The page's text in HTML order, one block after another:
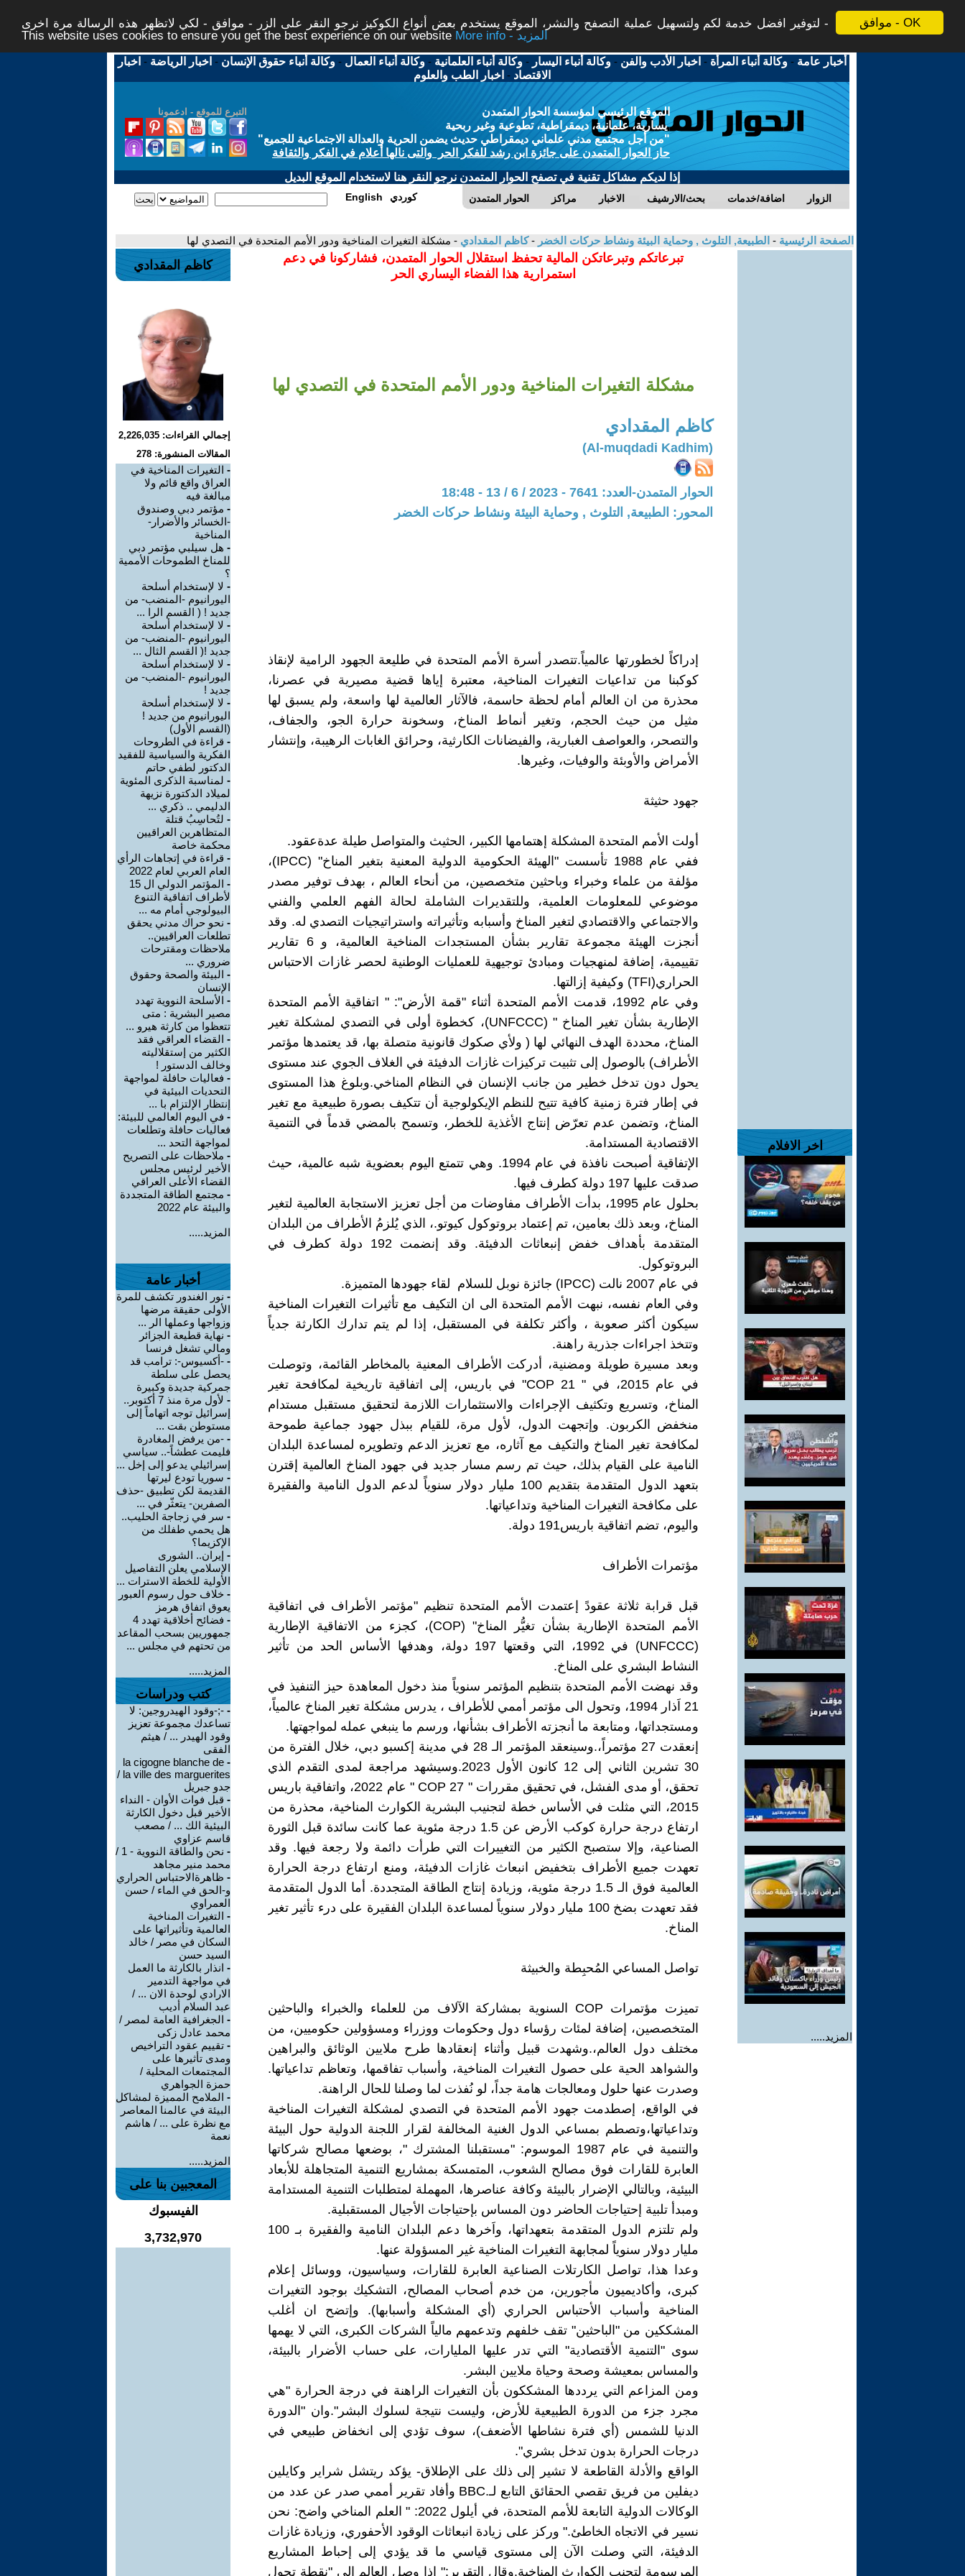
موافق - OK
لتوفير افضل خدمة لكم ولتسهيل عملية التصفح والنشر، الموقع يستخدم بعض أنواع الكوكيز نرجو النقر على الزر - موافق - لكي لاتظهر هذه الرسالة مرة اخرى -
This website uses cookies to ensure you get the best experience on our website
More info - المزيد
أخبار عامة -وكالة أنباء المرأة - اخبار الأدب والفن -وكالة أنباء اليسار -وكالة أنباء العلمانية -وكالة أنباء العمال -وكالة أنباء حقوق الإنسان - اخبار الرياضة - اخبار
الاقتصاد - اخبار الطب والعلوم
التبرع للموقع - ادعمونا
الموقع الرئيسي لمؤسسة الحوار المتمدن
يسارية، علمانية، ديمقراطية، تطوعية وغير ربحية
"من أجل مجتمع مدني علماني ديمقراطي حديث يضمن الحرية والعدالة الاجتماعية للجميع"
حاز الحوار المتمدن على جائزة ابن رشد للفكر الحر والتى نالها أعلام في الفكر والثقافة
إذا لديكم مشاكل تقنية في تصفح الحوار المتمدن نرجو النقر هنا لاستخدام الموقع البديل
الحوار المتمدن مراكز الاخبار بحث/الارشيف اضافة/خدمات الزوار English كوردي
الصفحة الرئيسية - الطبيعة, التلوث , وحماية البيئة ونشاط حركات الخضر -كاظم المقدادي - مشكلة التغيرات المناخية ودور الأمم المتحدة في التصدي لها
اخر الافلام
المزيد.....
تبرعاتكم وتبرعاتكن المالية تحفظ استقلال الحوار المتمدن، فشاركونا في دعم
استمرارية هذا الفضاء اليساري الحر
مشكلة التغيرات المناخية ودور الأمم المتحدة في التصدي لها
كاظم المقدادي
(Al-muqdadi Kadhim)
الحوار المتمدن-العدد: 7641 - 2023 / 6 / 13 - 18:48
المحور: الطبيعة, التلوث , وحماية البيئة ونشاط حركات الخضر
إدراكاً لخطورتها عالمياً.تتصدر أسرة الأمم المتحدة في طليعة الجهود الرامية لإنقاذ
كوكبنا من تداعيات التغيرات المناخية، معتبرة إياها قضية مصيرية في عصرنا،
محذرة من ان العالم أمام لحظة حاسمة، فالآثار العالمية لها واسعة، ولم يسبق لها
مثيل من حيث الحجم، وتغير أنماط المناخ، وسخونة حرارة الجو، والجفاف،
والتصحر، والعواصف الغبارية، والفيضانات الكارثية، وحرائق الغابات الرهيبة، وإنتشار
الأمراض والأوبئة والوفيات، وغيرها.
جهود حثيثة
أولت الأمم المتحدة المشكلة إهتمامها الكبير، الحثيث والمتواصل طيلة عدةعقود.
ففي عام 1988 تأسست "الهيئة الحكومية الدولية المعنية بتغير المناخ" (IPCC)‏،
مؤلفة من علماء وخبراء وباحثين متخصصين، من أنحاء العالم ، بهدف توفير مصدر
موضوعي للمعلومات العلمية، وللتقديرات الشاملة لحالة الفهم العلمي والفني
والاجتماعي والاقتصادي لتغير المناخ وأسبابه وتأثيراته واستراتيجيات التصدي له. وقد
أنجزت الهيئة مجموعة تقارير بشأن المستجدات المناخية العالمية، و 6 تقارير
تقييمية، إضافة لمنهجيات ومبادئ توجيهية للعمليات الوطنية لحصر غازات الاحتباس
الحراري(TFI) وكيفية إزالتها.
وفي عام 1992، قدمت الأمم المتحدة أثناء "قمة الأرض": " اتفاقية الأمم المتحدة
الإطارية بشأن تغير المناخ " (UNFCCC)، كخطوة أولى في التصدي لمشكلة تغير
المناخ، محددة الهدف النهائي لها ( ولأي صكوك قانونية متصلة بها، قد يعتمدها مؤتمر
الأطراف) بالوصول إلى تثبيت تركيزات غازات الدفيئة في الغلاف الجوي عند مستوى
يحول دون تدخل خطير من جانب الإنسان في النظام المناخي.وبلوغ هذا المستوى
في إطار فترة زمنية كافية تتيح للنظم الإيكولوجية أن تتكيف بصورة طبيعية مع تغير
المناخ، وتضمن عدم تعرّض إنتاج الأغذية للخطر، وتسمح بالمضي قدماً في التنمية
الاقتصادية المستدامة.
الإتفاقية أصبحت نافذة في عام 1994. وهي تتمتع اليوم بعضوية شبه عالمية، حيث
صدقت عليها 197 دولة كطرف فيها.
بحلول عام 1995، بدأت الأطراف مفاوضات من أجل تعزيز الاستجابة العالمية لتغير
المناخ، وبعد ذلك بعامين، تم إعتماد بروتوكول كيوتو.، الذي يُلزمُ الأطراف من البلدان
المتقدمة بأهداف خفض إنبعاثات الدفيئة. وقد إنضمت 192 دولة كطرف في
البروتوكول.
في عام 2007 نالت (IPCC) جائزة نوبل للسلام ‏ لقاء جهودها المتميزة.
وفي العام نفسه، نبهت الأمم المتحدة الى ان التكيف مع تأثيرات التغيرات المناخية
سيكون أكثر صعوبة ، وأكثر تكلفة في المستقبل، إذا لم يتم تدارك الكارثة جدياً
وتتخذ اجراءات جذرية راهنة.
وبعد مسيرة طويلة ومضنية، أدركت الأطراف المعنية بالمخاطر القائمة، وتوصلت
في عام 2015، في " COP 21" في باريس، إلى اتفاقية تاريخية لمكافحة تغير
المناخ، وتسريع وتكثيف الإجراءات والاستثمارات اللازمة لتحقيق مستقبل مستدام
منخفض الكربون. وإتجهت الدول، لأول مرة، للقيام ببذل جهود جماعية طموحة
لمكافحة تغير المناخ والتكيف مع آثاره، مع تعزيز الدعم وتطويره لمساعدة البلدان
النامية على القيام بذلك، حيث تم رسم مسار جديد في جهود المناخ العالمية إقترن
بتعهد الدول المتقدمة بتقديم 100 مليار دولار سنوياً لدعم الدول النامية والفقيرة
على مكافحة التغيرات المناخية وتداعياتها.
واليوم، تضم اتفاقية باريس191 دولة.
مؤتمرات الأطراف
قبل قرابة ثلاثة عقودً إعتمدت الأمم المتحدة تنظيم "مؤتمر الأطراف في اتفاقية
الأمم المتحدة الإطارية بشأن تغيُّر المناخ" (COP)، كجزء من الاتفاقية الإطارية
(UNFCCC) في 1992، التي وقعتها 197 دولة، وهدفها الأساس الحد من تأثير
النشاط البشري على المناخ.
وقد نهضت الأمم المتحدة بتنظيم المؤتمر سنوياً منذ دخول المعاهدة حيز التنفيذ في
21 اَذار 1994، وتحول الى مؤتمر أممي للأطراف ، يدرس مشكلة تغير المناخ عالمياً،
ومستجداتها، ومتابعة ما أنجزته الأطراف بشأنها، ورسم ما ينبغي عمله لمواجهتها.
إنعقدت 27 مؤتمراً،.وسينعقد المؤتمر الـ 28 في مدينة إكسبو دبي، خلال الفترة من
30 تشرين الثاني إلى 12 كانون الأول 2023.وسيشهد مراجعة لمدى التقدم الذي
تحقق، أو مدى الفشل، في تحقيق مقررات " COP 27 " عام 2022، واتفاقية باريس
2015، التي مثلت في الأساس خطة لتجنيب البشرية الكوارث المناخية، محذرة من
ارتفاع درجة حرارة كوكب الأرض عن 1.5 درجة مئوية عما كانت سائدة قبل الثورة
الصناعية، وإلا ستصبح الكثير من التغييرات التي طرأت دائمة ولا رجعة فيها. وقد
تعهدت جميع الأطراف بتخفيض انبعاث غازات الدفيئة، ومنع ارتفاع درجة الحرارة
العالمية فوق الـ 1.5 درجة مئوية، وزيادة إنتاج الطاقة المتجددة. أما الدول المتقدمة
فقد تعهدت بضخ 100 مليار دولار سنوياً لمساعدة البلدان الفقيرة على درء تأثير تغير
المناخ.
تواصل المساعي المُحبِطة والخبيثة
تميزت مؤتمرات COP السنوية بمشاركة الآلاف من للعلماء والخبراء والباحثين
المتخصصين، إضافة لمئات رؤساء دول وحكومات ووزراء ومسؤولين حكوميين، من
مختلف دول العالم،.وشهدت قبيل وأثناء إنعقادها طرح ملايين الوثائق والبراهين
والشواهد الحية على حصول التغيرات المناخية، وأسباب تفاقمها، وتعاظم تداعياتها.
وصدرت عنها حلول ومعالجات هامة جداً، لو نُفذت لما وصلنا للحال الراهنة.
في الواقع، إصطدمت جهود الأمم المتحدة في التصدي لمشكلة التغيرات المناخية
وتداعياتها،وتصطم بمساعي الدول الغنية المخالفة لقرار اللجنة الدولية حول البيئة
والتنمية في عام 1987 الموسوم: "مستقبلنا المشترك "، بوضعها مصالح شركاتها
العابرة للقارات فوق مصالح الشعوب، المتمسكة بمشاريع التنمية المتجاهلة للأبعاد
البيئية، وبالتالي الإضرار بالبيئة وكافة عناصرها، المهملة لمتطلبات التنمية المستدامة
ومبدأ تلبية إحتياجات الحاضر دون المساس بإحتياجات الأجيال المستقبلية.
ولم تلتزم الدول المتقدمة بتعهداتها، واَخرها دعم البلدان النامية والفقيرة بـ 100
مليار دولار سنوياً لمجابهة التغيرات المناخية غير المسؤولة عنها.
وعدا هذا، تواصل الكارتلات الصناعية العابرة للقارات، وسياسيون، ووسائل إعلام
كبرى، وأكاديميون مأجورين، من خدم أصحاب المصالح، التشكيك بوجود التغيرات
المناخية وأسباب الأحتباس الحراري (أي المشكلة وأسبابها). وإتضح ان أغلب
المشككين من "الباحثين" تقف خلفهم وتدعمهم مالياً الشركات الكبرى، التي لا يهمها
سوى "التنمية الأقتصادية" التي تدر عليها المليارات، على حساب الأضرار بالبيئة،
والمساس بمعيشة وصحة وحياة ملايين البشر.
ومن المزاعم التي يرددها المشككون بأن التغيرات الراهنة في درجة الحرارة "هي
مجرد جزء من الدورة الطبيعية للأرض، وليست نتيجة لسلوك البشر".وان "الدورة
الدنيا للشمس (أي فترة نشاطها الأضعف)، سوف تؤدي إلى انخفاض طبيعي في
درجات الحرارة بدون تدخل بشري".
الواقع والأدلة القاطعة لا تشير إلى ذلك على الإطلاق- يؤكد ريتشل شراير وكايلين
ديفلين من فريق تقصي الحقائق التابع لـ.BBC وأفاد تقرير أممي صدر عن عدد من
الوكالات الدولية التابعة للأمم المتحدة، في أيلول 2022: " العلم المناخي واضح: نحن
نسير في الاتجاه الخاطئ." وركز على زيادة انبعاثات الوقود الأحفوري، وزيادة غازات
الدفيئة، التي وصلت الآن إلى مستوى قياسي ما قد يؤدي إلى إحباط المشاريع
المرسومة لتجنب الكوارث المناخية.وقال التقرير:" إذا وصل العالم إلى "نقطة تحول
كاظم المقدادي
إجمالي القراءات: 2,226,035
المقالات المنشورة: 278
- التغيرات المناخية في
العراق واقع قائم ولا
مبالغة فيه
- مؤتمر دبي وصندوق
-الخسائر والأضرار-
المناخية
- هل سيلبي مؤتمر دبي
للمناخ الطموحات الأممية
؟
- لا لإستخدام أسلحة
اليورانيوم -المنضب- من
جديد ! ( القسم الرا ...
- لا لإستخدام أسلحة
اليورانيوم -المنضب- من
جديد !( القسم الثال ...
- لا لإستخدام أسلحة
اليورانيوم -المنضب- من
جديد !
- لا لإستخدام أسلحة
اليورانيوم من جديد !
(القسم الأول)
- قراءة في الطروحات
الفكرية والسياسية للفقيد
الدكتور لطفي حاتم
- لمناسبة الذكرى المئوية
لميلاد الدكتورة نزيهة
الدليمي .. ذكري ...
- لتُحاسِبُ قتلة
المتظاهرين العراقيين
محكمة خاصة
- قراءة في إتجاهات الرأي
العام العربي لعام 2022
-
المؤتمر الدولي ال 15
لأطراف اتفاقية التنوع
البيولوجي أمام مه ...
- نحو حراك مدني يحقق
تطلعات العراقيين..
ملاحظات ومقترحات
ضروري ...
- البيئة والصحة وحقوق
الإنسان
- الأسلحة النووية تهدد
مصير البشرية : متى
تتعظوا من كارثة هيرو ...
- القضاء العراقي فقد
الكثير من إستقلاليته
وخالف الدستور !
- فعاليات حافلة لمواجهة
التحديات البيئية في
إنتظار الإلتزام با ...
- في اليوم العالمي للبيئة:
فعاليات حافلة وتطلعات
لمواجهة التحد ...
- ملاحظات على التصريح
الأخير لرئيس مجلس
القضاء الأعلى العراقي
- مجتمع الطاقة المتجددة
والبيئة عام 2022
المزيد.....
أخبار عامة
- نور الغندور تكشف للمرة
الأولى حقيقة مرضها
وزواجها وعملها الر ...
- نهاية قطيعة الجزائر
ومالي تشغل فرنسا
- -أكسيوس-: ترامب قد
يحصل على سلطة
جمركية جديدة وكبيرة
-
لأول مرة منذ 7 أكتوبر..
إسرائيل توجه اتهاماً إلى
مستوطن بقت ...
- -من يرفض المغادرة
فليمت عطشاً-.. سياسي
إسرائيلي يدعو إلى إخل ...
- سوريا تودع ليرتها
القديمة لكن تطبيق -حذف
الصفرين- يتعثّر في ...
- سر في زجاجة الحليب..
هل يحمي طفلك من
الإكزيما؟
- إيران.. الشورى
الإسلامي يعلن التفاصيل
الأولية للخطة الاسترات ...
- خلاف حول رسوم العبور
يعوق اتفاق هرمز
-
فضائح أخلاقية تهدد 4
جمهوريين بسحب المقاعد
من تحتهم في مجلس ...
المزيد.....
كتب ودراسات
- ‫-;-وقود الهيدروجين: لا
تساعدك مجموعة تعزيز
وقود الهيدر ... / هيثم
الفقى
-
la cigogne blanche de
la ville des marguerites /
جدو جبريل
- قبل فوات الأوان - النداء
الأخير قبل دخول الكارثة
البيئية الك ... / مصعب
قاسم عزاوي
-
نحن والطاقة النووية - 1 /
محمد منير مجاهد
- ظاهرةالاحتباس الحراري
و-الحق في الماء / حسن
العمراوي
- التغيرات المناخية
العالمية وتأثيراتها على
السكان في مصر / خالد
السيد حسن
- انذار بالكارثة ما العمل
في مواجهة التدمير
الارادي لوحدة الان ... /
عبد السلام أديب
- الجغرافية العامة لمصر /
محمد عادل زكى
- تقييم عقود التراخيص
ومدى تأثيرها على
المجتمعات المحلية /
حمزة الجواهري
- الملامح المميزة لمشاكل
البيئة في عالمنا المعاصر
مع نظرة على ... / هاشم
نعمة
المزيد.....
المعجبين بنا على
الفيسبوك
3,732,970